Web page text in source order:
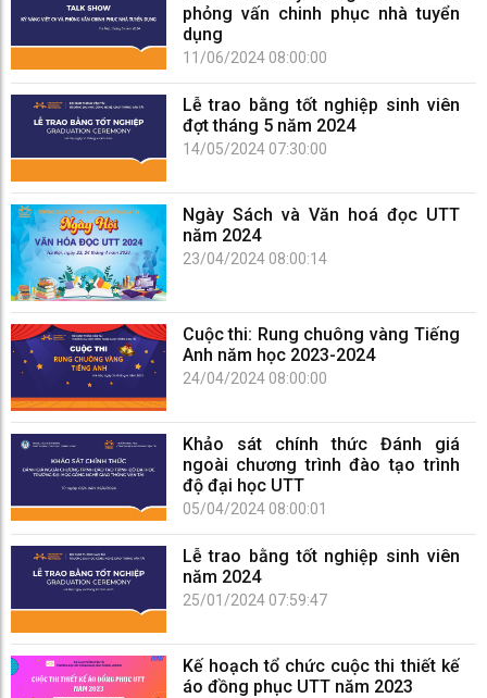
phỏng vấn chinh phục nhà tuyển
dụng
11/06/2024 08:00:00
Lễ trao bằng tốt nghiệp sinh viên
đợt tháng 5 năm 2024
14/05/2024 07:30:00
Ngày Sách và Văn hoá đọc UTT
năm 2024
23/04/2024 08:00:14
Cuộc thi: Rung chuông vàng Tiếng
Anh năm học 2023-2024
24/04/2024 08:00:00
Khảo sát chính thức Đánh giá
ngoài chương trình đào tạo trình
độ đại học UTT
05/04/2024 08:00:01
Lễ trao bằng tốt nghiệp sinh viên
năm 2024
25/01/2024 07:59:47
Kế hoạch tổ chức cuộc thi thiết kế
áo đồng phục UTT năm 2023